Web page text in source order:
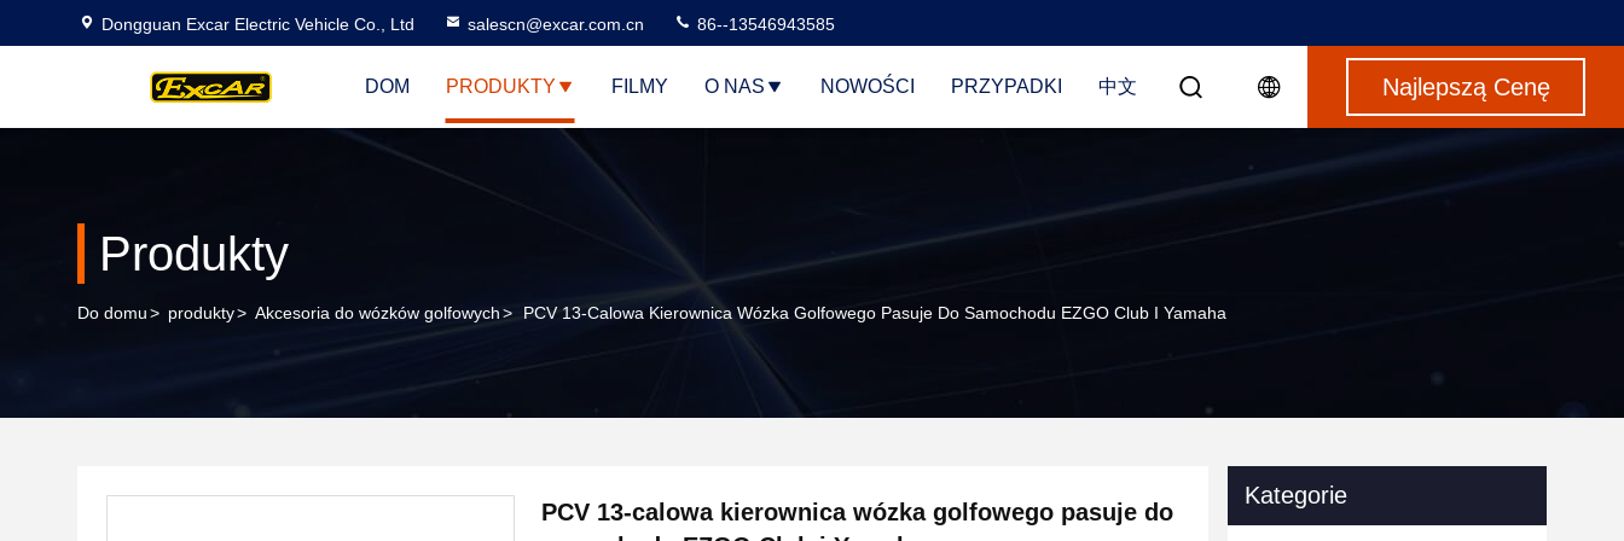
Dongguan Excar Electric Vehicle Co., Ltd salescn@excar.com.cn 86--13546943585
DOM PRODUKTY FILMY O NAS NOWOŚCI PRZYPADKI 中文 Najlepszą Cenę
Produkty
Do domu> produkty> Akcesoria do wózków golfowych> PCV 13-Calowa Kierownica Wózka Golfowego Pasuje Do Samochodu EZGO Club I Yamaha
PCV 13-calowa kierownica wózka golfowego pasuje do
Kategorie